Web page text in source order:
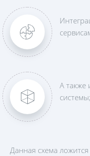
А
системы;
Данная схема